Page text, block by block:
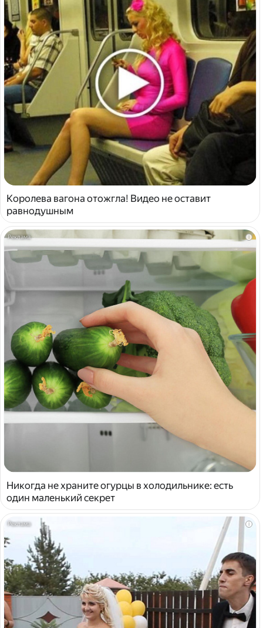
Королева вагона отожгла! Видео не оставит
равнодушным
i
Никогда не храните огурцы в холодильнике: есть
один маленький секрет
i